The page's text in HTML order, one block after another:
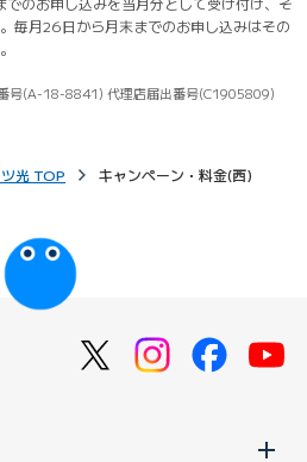
毎月26日から月末までのお申し込みはその
号(A-18-8841) 代理店届出番号(C1905809)
光 TOP
キャンペーン・料金(西)
びっぷるのページ